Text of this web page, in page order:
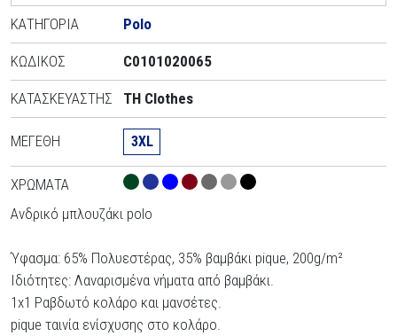
ΚΑΤΗΓΟΡΊΑ Polo
ΚΩΔΙΚΌΣ C0101020065
ΚΑΤΑΣΚΕΥΑΣΤΉΣ TH Clothes
ΜΕΓΈΘΗ 3XL
ΧΡΏΜΑΤΑ
Ανδρικό μπλουζάκι polo
Ύφασμα: 65% Πολυεστέρας, 35% βαμβάκι pique, 200g/m²
Ιδιότητες: Λαναρισμένα νήματα από βαμβάκι.
1x1 Ραβδωτό κολάρο και μανσέτες.
pique ταινία ενίσχυσης στο κολάρο.